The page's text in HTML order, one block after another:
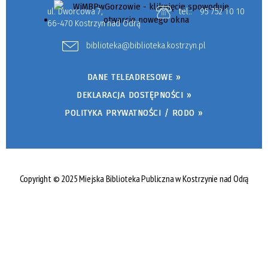
ul. Dworcowa 7,
66-470 Kostrzyn nad Odrą
tel.: 95 752 10 10
biblioteka@biblioteka.kostrzyn.pl
DANE TELEADRESOWE »
DEKLARACJA DOSTĘPNOŚCI »
POLITYKA PRYWATNOŚCI / RODO »
Copyright © 2025 Miejska Biblioteka Publiczna w Kostrzynie nad Odrą